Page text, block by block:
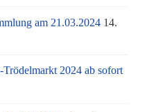
am 21.03.2024 14.
2024 ab sofort